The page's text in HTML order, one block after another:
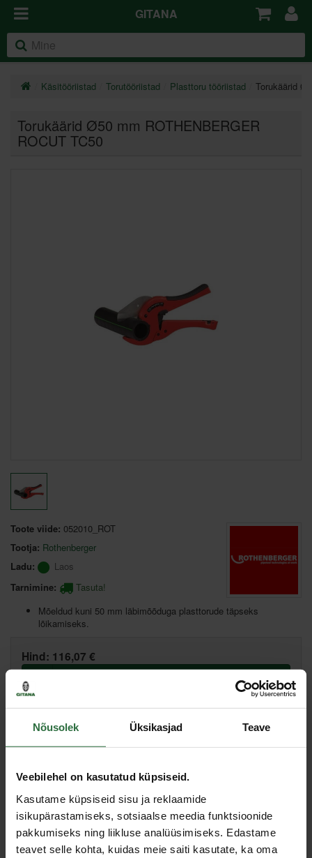
Nõusolek Üksikasjad Teave
Veebilehel on kasutatud küpsiseid.
Kasutame küpsiseid sisu ja reklaamide
isikupärastamiseks, sotsiaalse meedia funktsioonide
pakkumiseks ning liikluse analüüsimiseks. Edastame
teavet selle kohta, kuidas meie saiti kasutate, ka oma
GITANA
Käsitööriistad Torutööriistad Plasttoru tööriistad Torukäärid
Torukäärid Ø50 mm ROTHENBERGER
ROCUT TC50
Toote viide: 052010_ROT
Tootja: Rothenberger
Ladu:
Laos
Tarnimine:
Tasuta!
Mõeldud kuni 50 mm läbimõõduga plasttorude täpseks
lõikamiseks.
Hind: 116,07 €
Lisa võrdlusesse Soovita hinda
Põhiladu, (eeldatav tarne, 2-4 tööpäeva)
Muud laod, (eeldatav tarne, 3-6 tööpäeva)
Sarnased tooted